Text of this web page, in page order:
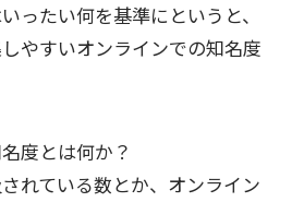
ったい何を基準にというと、
やすいオンラインでの知名度
度とは何か？
れている数とか、オンライン